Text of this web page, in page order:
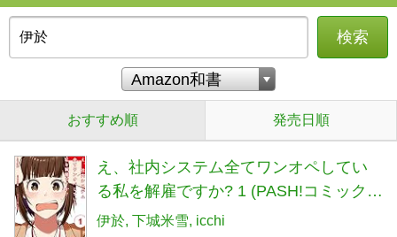
検索
おすすめ順 発売日順
え、社内システム全てワンオペしてい
る私を解雇ですか? 1 (PASH!コミック
ス)
伊於 下城米雪 icchi